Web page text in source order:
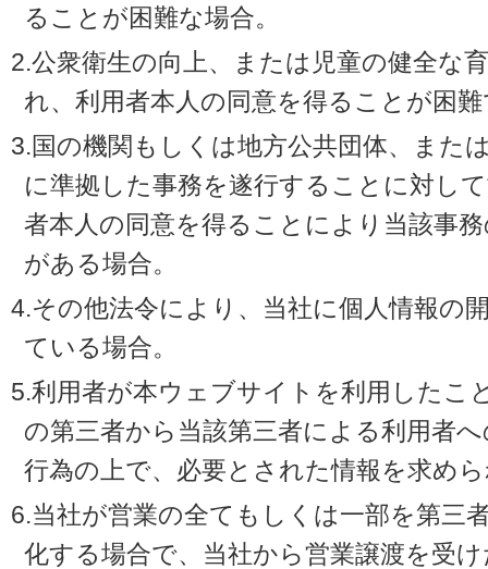
ることが困難な場合。
2.公衆衛生の向上、または児童の健全な
れ、利用者本人の同意を得ることが困
3.国の機関もしくは地方公共団体、また
に準拠した事務を遂行することに対し
者本人の同意を得ることにより当該事
がある場合。
4.その他法令により、当社に個人情報の
ている場合。
5.利用者が本ウェブサイトを利用したこ
の第三者から当該第三者による利用者
行為の上で、必要とされた情報を求め
6.当社が営業の全てもしくは一部を第三
化する場合で、当社から営業譲渡を受